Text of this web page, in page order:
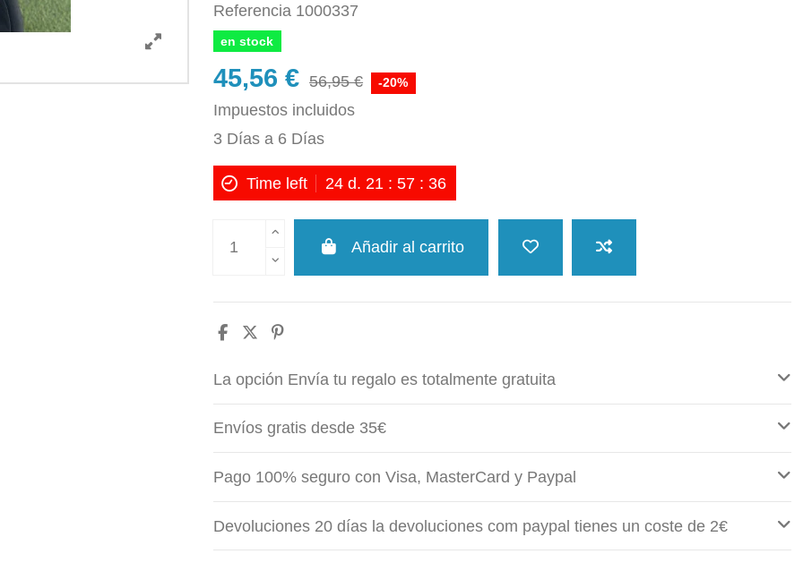
Referencia 1000337
en stock
45,56 € 56,95 € -20%
Impuestos incluidos
3 Días a 6 Días
Time left 24 d. 21 :57 :35
Añadir al carrito
La opción Envía tu regalo es totalmente gratuita
Envíos gratis desde 35€
Pago 100% seguro con Visa, MasterCard y Paypal
Devoluciones 20 días la devoluciones com paypal tienes un coste de 2€